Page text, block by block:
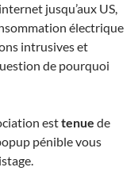
jusqu’aux US,
électrique
intrusives et
de pourquoi
esttenue de
pénible vous